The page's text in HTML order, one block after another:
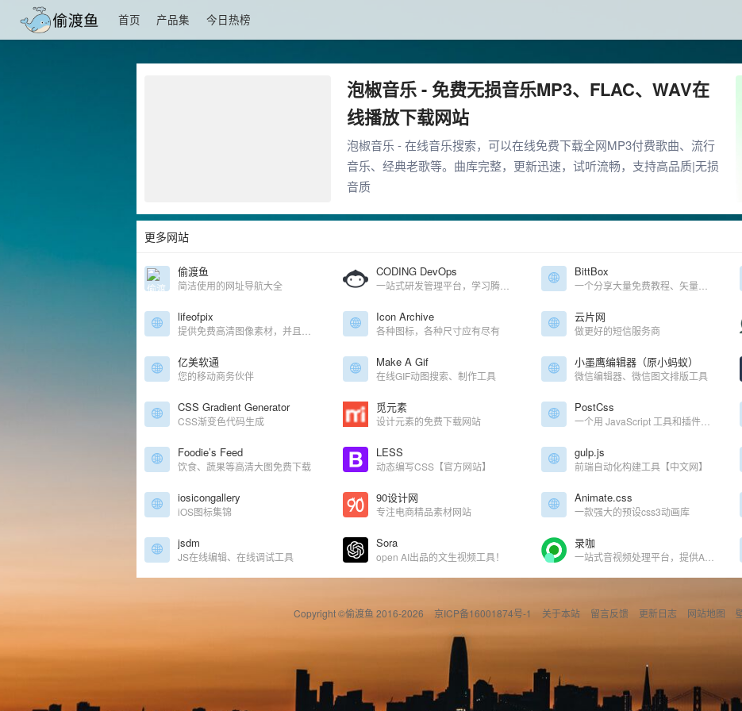
首页 产品集 今日热榜
泡椒音乐 - 免费无损音乐MP3、FLAC、WAV在
线播放下载网站
泡椒音乐 - 在线音乐搜索，可以在线免费下载全网MP3付费歌曲、流行
音乐、经典老歌等。曲库完整，更新迅速，试听流畅，支持高品质|无损
音质
更多网站
偷渡鱼
简洁使用的网址导航大全
CODING DevOps BittBox
lifeofpix Icon Archive
各种图标，各种尺寸应有尽有
云片网
做更好的短信服务商
亿美软通
您的移动商务伙伴
Make A Gif
在线GIF动图搜索、制作工具
小墨鹰编辑器（原小蚂蚁）
微信编辑器、微信图文排版工具
CSS Gradient Generator
CSS渐变色代码生成
觅元素
设计元素的免费下载网站
PostCss
Foodie’s Feed
饮食、蔬果等高清大图免费下载
LESS
动态编写CSS【官方网站】
gulp.js
前端自动化构建工具【中文网】
iosicongallery
iOS图标集锦
90设计网
专注电商精品素材网站
Animate.css
一款强大的预设css3动画库
jsdm
JS在线编辑、在线调试工具
Sora
open AI出品的文生视频工具！
录咖
Copyright ©偷渡鱼 2016-2026 京ICP备16001874号-1 关于本站 留言反馈 更新日志 网站地图